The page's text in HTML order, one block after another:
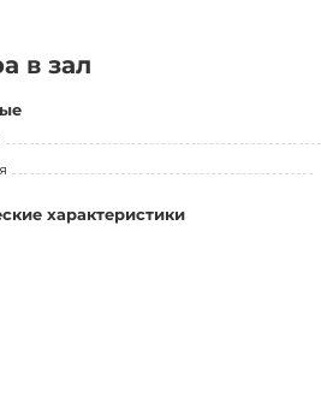
что свидетельствует о надежности
E27, который позволяет без
и наслаждаться ее прекрасным
в зал
характеристики